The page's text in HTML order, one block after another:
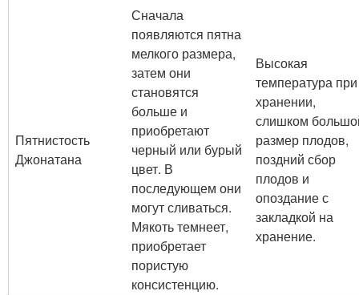
Пятнистость
Джонатана
Сначала
появляются пятна
мелкого размера,
затем они
становятся
больше и
приобретают
черный или бурый
цвет. В
последующем они
могут сливаться.
Мякоть темнеет,
приобретает
пористую
консистенцию.
Высокая
температура при
хранении,
слишком
размер плодов,
поздний сбор
плодов и
опоздание с
закладкой на
хранение.